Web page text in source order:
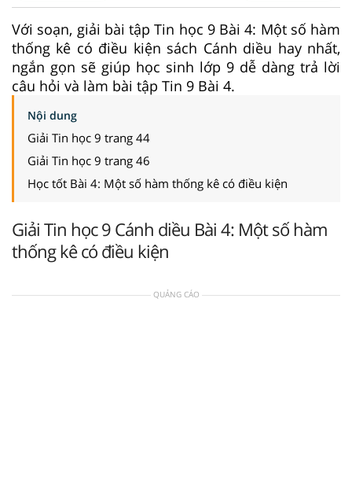
Với soạn, giải bài tập Tin học 9 Bài 4: Một số hàm
thống kê có điều kiện sách Cánh diều hay nhất,
ngắn gọn sẽ giúp học sinh lớp 9 dễ dàng trả lời
câu hỏi và làm bài tập Tin 9 Bài 4.
Nội dung
Giải Tin học 9 trang 44
Giải Tin học 9 trang 46
Học tốt Bài 4: Một số hàm thống kê có điều kiện
Giải Tin học 9 Cánh diều Bài 4: Một số hàm
thống kê có điều kiện
QUẢNG CÁO